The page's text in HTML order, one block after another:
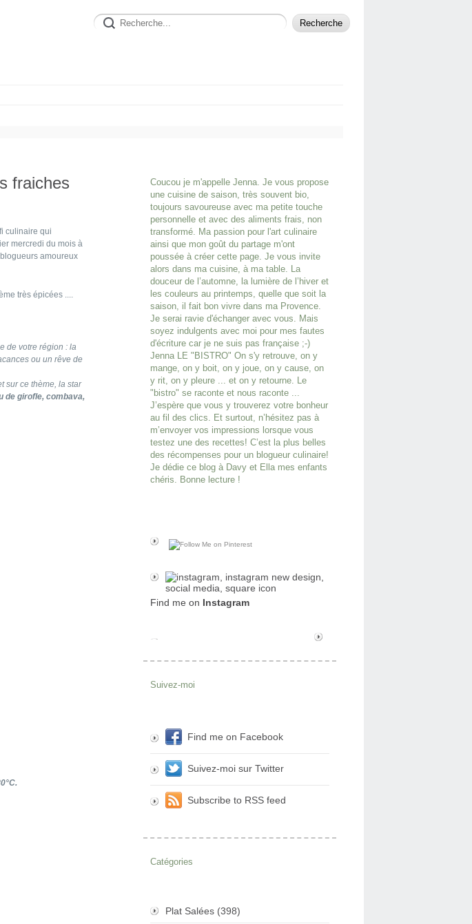
fraiches
culinaire qui
mercredi du mois à
amoureux
très épicées ....
de votre région : la
ou un rêve de
sur ce thème, la star
de girofle, combava,
Coucou je m'appelle Jenna. Je vous propose
une cuisine de saison, très souvent bio,
toujours savoureuse avec ma petite touche
personnelle et avec des aliments frais, non
transformé. Ma passion pour l'art culinaire
ainsi que mon goût du partage m'ont
poussée à créer cette page. Je vous invite
alors dans ma cuisine, à ma table. La
douceur de l’automne, la lumière de l’hiver et
les couleurs au printemps, quelle que soit la
saison, il fait bon vivre dans ma Provence.
Je serai ravie d'échanger avec vous. Mais
soyez indulgents avec moi pour mes fautes
d'écriture car je ne suis pas française ;-)
Jenna LE "BISTRO" On s'y retrouve, on y
mange, on y boit, on y joue, on y cause, on
y rit, on y pleure ... et on y retourne. Le
"bistro" se raconte et nous raconte ...
J’espère que vous y trouverez votre bonheur
au fil des clics. Et surtout, n’hésitez pas à
m’envoyer vos impressions lorsque vous
testez une des recettes! C’est la plus belles
des récompenses pour un blogueur culinaire!
Je dédie ce blog à Davy et Ella mes enfants
chéris. Bonne lecture !
Find me on Instagram
Suivez-moi
Find me on Facebook
Suivez-moi sur Twitter
Subscribe to RSS feed
Catégories
Plat Salées (398)